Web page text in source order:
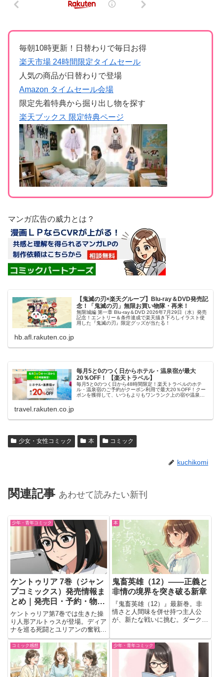
毎朝10時更新！日替わりで毎日お得
楽天市場 24時間限定タイムセール
人気の商品が日替わりで登場
Amazon タイムセール会場
限定先着特典から掘り出し物を探す
楽天ブックス 限定特典ページ
マンガ広告の威力とは？
【鬼滅の刃×楽天グループ】Blu-ray＆DVD発売記
念！「鬼滅の刃」無限お買い物隊・再来！
無限城編 第一章 Blu-ray＆DVD 2026年7月29日（水）発売
記念！エントリー＆条件達成で楽天描き下ろしイラスト使
用した『鬼滅の刃』限定グッズが当たる！
hb.afl.rakuten.co.jp
毎月5と0のつく日からホテル・温泉宿が最大
20％OFF！ 【楽天トラベル】
毎月5と0のつく日から48時間限定！楽天トラベルのホテ
ル・温泉宿のご予約がクーポン利用で最大20％OFF！クー
ポンを獲得して、いつもよりもワンランク上の宿や温泉宿
travel.rakuten.co.jp
少女・女性コミック 本 コミック
kuchikomi
関連記事 あわせて読みたい新刊
少年・青年コミック
ケントゥリア 7巻（ジャン
プコミックス）発売情報ま
とめ｜発売日・予約・物語
の熱量が加速！
ケントゥリア第7巻では生きた操
り人形アルトゥスが登場。ディア
ナを巡る死闘とユリアンの奮戦が
描かれる激動展開。
本
鬼畜英雄（12）――正義と
非情の境界を突き破る新章
『鬼畜英雄（12）』最新巻。非
情さと人間味を併せ持つ主人公
が、新たな戦いに挑む。ダークな
コミック感想 少年・青年コミック